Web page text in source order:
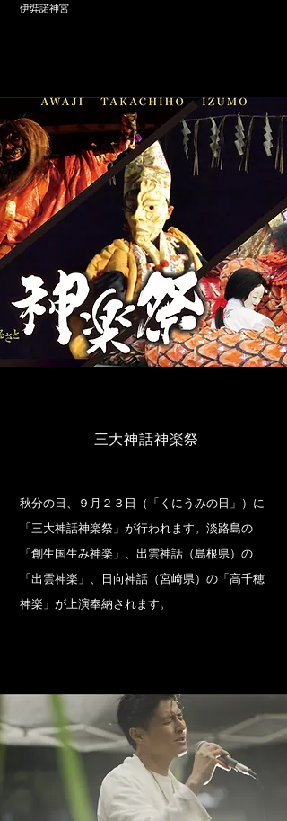
伊弉諾神宮
​三大神話神楽祭
秋分の日、９月２３日（「くにうみの日」）に
「三大神話神楽祭」が行われます。淡路島の
「創生国生み神楽」、出雲神話（島根県）の
「出雲神楽」、日向神話（宮崎県）の「高千穂
神楽」が上演奉納されます。